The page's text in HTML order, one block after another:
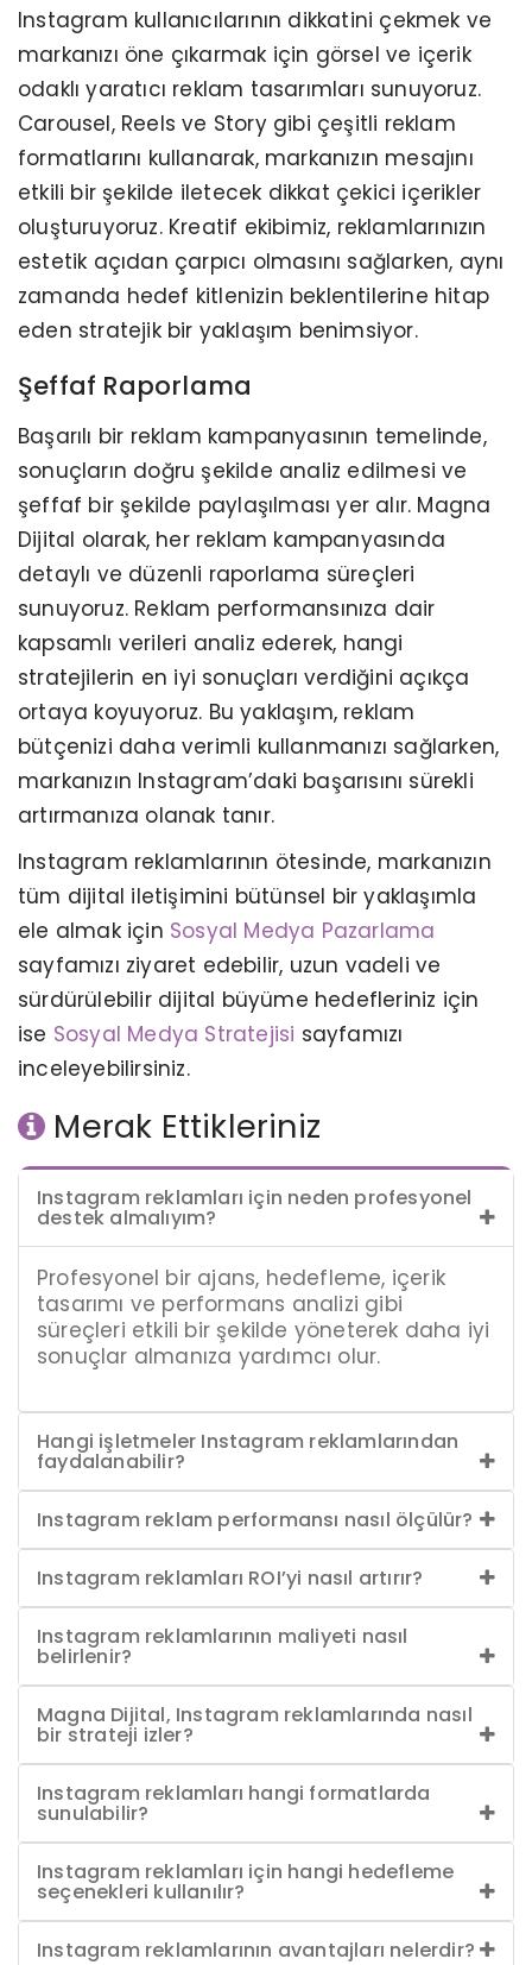
Instagram kullanıcılarının dikkatini çekmek ve
markanızı öne çıkarmak için görsel ve içerik
odaklı yaratıcı reklam tasarımları sunuyoruz.
Carousel, Reels ve Story gibi çeşitli reklam
formatlarını kullanarak, markanızın mesajını
etkili bir şekilde iletecek dikkat çekici içerikler
oluşturuyoruz. Kreatif ekibimiz, reklamlarınızın
estetik açıdan çarpıcı olmasını sağlarken, aynı
zamanda hedef kitlenizin beklentilerine hitap
eden stratejik bir yaklaşım benimsiyor.
Şeffaf Raporlama
Başarılı bir reklam kampanyasının temelinde,
sonuçların doğru şekilde analiz edilmesi ve
şeffaf bir şekilde paylaşılması yer alır. Magna
Dijital olarak, her reklam kampanyasında
detaylı ve düzenli raporlama süreçleri
sunuyoruz. Reklam performansınıza dair
kapsamlı verileri analiz ederek, hangi
stratejilerin en iyi sonuçları verdiğini açıkça
ortaya koyuyoruz. Bu yaklaşım, reklam
bütçenizi daha verimli kullanmanızı sağlarken,
markanızın Instagram’daki başarısını sürekli
artırmanıza olanak tanır.
Instagram reklamlarının ötesinde, markanızın
tüm dijital iletişimini bütünsel bir yaklaşımla
ele almak için Sosyal Medya Pazarlama
sayfamızı ziyaret edebilir, uzun vadeli ve
sürdürülebilir dijital büyüme hedefleriniz için
ise Sosyal Medya Stratejisi sayfamızı
inceleyebilirsiniz.
Merak Ettikleriniz
Instagram reklamları için neden profesyonel
destek almalıyım?
Profesyonel bir ajans, hedefleme, içerik
tasarımı ve performans analizi gibi
süreçleri etkili bir şekilde yöneterek daha iyi
sonuçlar almanıza yardımcı olur.
Hangi işletmeler Instagram reklamlarından
faydalanabilir?
Instagram reklam performansı nasıl ölçülür?
Instagram reklamları ROI’yi nasıl artırır?
Instagram reklamlarının maliyeti nasıl
belirlenir?
Magna Dijital, Instagram reklamlarında nasıl
bir strateji izler?
Instagram reklamları hangi formatlarda
sunulabilir?
Instagram reklamları için hangi hedefleme
seçenekleri kullanılır?
Instagram reklamlarının avantajları nelerdir?